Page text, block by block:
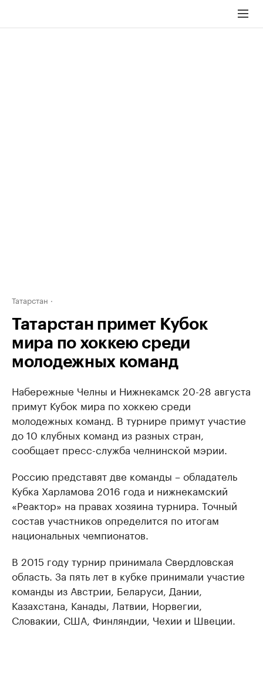
Татарстан
Татарстан примет Кубок
мира по хоккею среди
молодежных команд
Набережные Челны и Нижнекамск 20-28 августа
примут Кубок мира по хоккею среди
молодежных команд. В турнире примут участие
до 10 клубных команд из разных стран,
сообщает пресс-служба челнинской мэрии.
Россию представят две команды – обладатель
Кубка Харламова 2016 года и нижнекамский
«Реактор» на правах хозяина турнира. Точный
состав участников определится по итогам
национальных чемпионатов.
В 2015 году турнир принимала Свердловская
область. За пять лет в кубке принимали участие
команды из Австрии, Беларуси, Дании,
Казахстана, Канады, Латвии, Норвегии,
Словакии, США, Финляндии, Чехии и Швеции.